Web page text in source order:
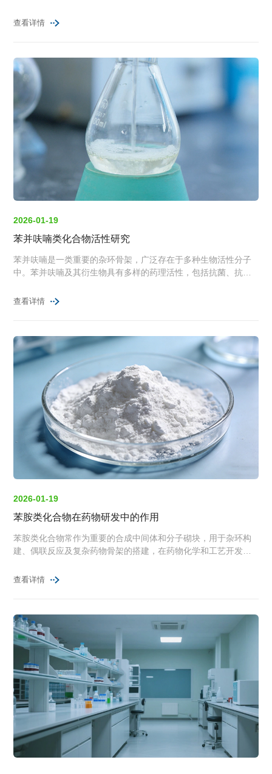
向，并在抗高血压、抗心绞痛和利尿等方面形成了较为成熟的应
查看详情
2026-01-19
苯并呋喃类化合物活性研究
苯并呋喃是一类重要的杂环骨架，广泛存在于多种生物活性分子
中。苯并呋喃及其衍生物具有多样的药理活性，包括抗菌、抗肿
查看详情
2026-01-19
苯胺类化合物在药物研发中的作用
苯胺类化合物常作为重要的合成中间体和分子砌块，用于杂环构
建、偶联反应及复杂药物骨架的搭建，在药物化学和工艺开发中
查看详情